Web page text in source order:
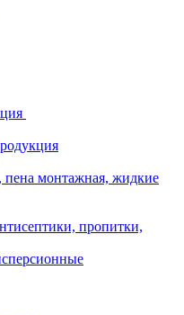
пена монтажная, жидкие
пропитки,